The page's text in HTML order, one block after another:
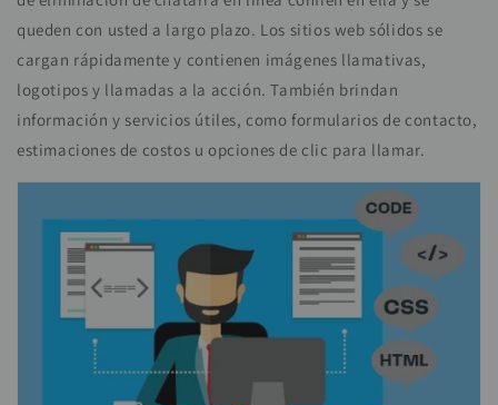
queden con usted a largo plazo. Los sitios web sólidos se
cargan rápidamente y contienen imágenes llamativas,
logotipos y llamadas a la acción. También brindan
información y servicios útiles, como formularios de contacto,
estimaciones de costos u opciones de clic para llamar.